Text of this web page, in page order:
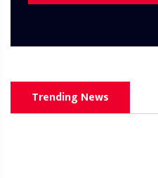
Trending News